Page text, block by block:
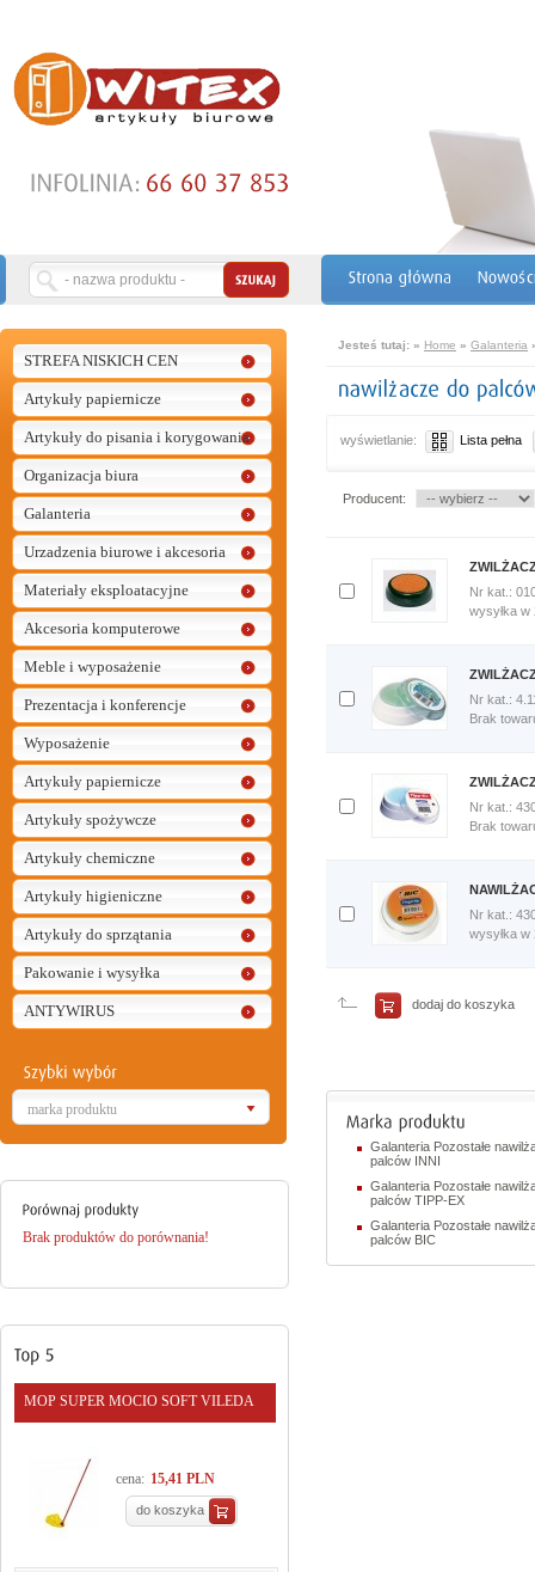
STREFA NISKICH CEN
Artykuły papiernicze
Artykuły do pisania i korygowania
Organizacja biura
Galanteria
Urzadzenia biurowe i akcesoria
Materiały eksploatacyjne
Akcesoria komputerowe
Meble i wyposażenie
Prezentacja i konferencje
Wyposażenie
Artykuły papiernicze
Artykuły spożywcze
Artykuły chemiczne
Artykuły higieniczne
Artykuły do sprzątania
Pakowanie i wysyłka
ANTYWIRUS
marka produktu
Brak produktów do porównania!
MOP SUPER MOCIO SOFT VILEDA
cena: 15,41 PLN
do koszyka
Jesteś tutaj: » Home » Galanteria
wyświetlanie: Lista pełna
Producent:
Nr kat.:
wysyłka w
Nr kat.:
Brak
Nr kat.:
Brak
teraz
Nr kat.:
wysyłka w
dodaj do koszyka
Galanteria Pozostałe
palców INNI
Galanteria Pozostałe
palców TIPP-EX
Galanteria Pozostałe
palców BIC